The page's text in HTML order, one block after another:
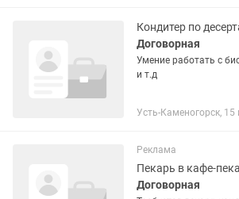
Кондитер по
Договорная
Умение работать с
и т.д
Усть-Каменогорск, 15
Реклама
Пекарь в кафе-
Договорная